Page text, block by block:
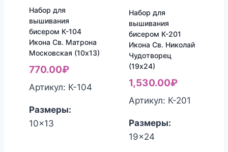
Набор для
вышивания
бисером К-104
Икона Св. Матрона
Московская (10х13)
770.00₽
Артикул: К-104
Размеры:
10x13
Набор для
вышивания
бисером К-201
Икона Св. Николай
Чудотворец
(19х24)
1,530.00₽
Артикул: К-201
Размеры:
19x24